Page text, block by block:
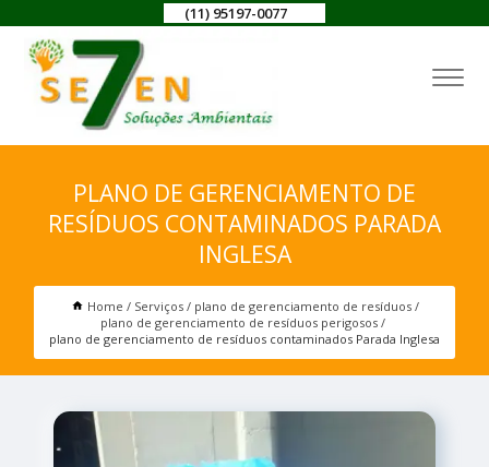
(11) 95197-0077
PLANO DE GERENCIAMENTO DE
RESÍDUOS CONTAMINADOS PARADA
INGLESA
Home Serviços
plano de gerenciamento de resíduos
plano de gerenciamento de resíduos perigosos
plano de gerenciamento de resíduos contaminados Parada Inglesa